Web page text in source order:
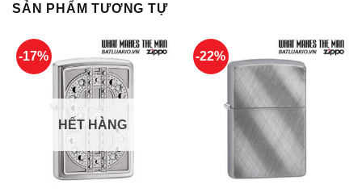
SẢN PHẨM TƯƠNG TỰ
-17%
HẾT HÀNG
-22%